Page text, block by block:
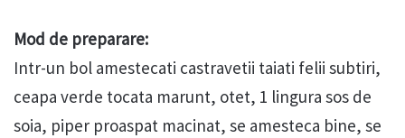
Mod de preparare:
Intr-un bol amestecati castravetii taiati felii subtiri,
ceapa verde tocata marunt, otet, 1 lingura sos de
soia, piper proaspat macinat, se amesteca bine, se